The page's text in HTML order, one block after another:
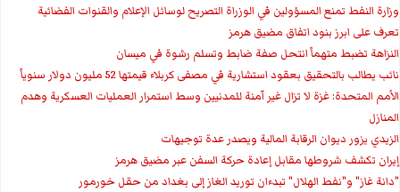
وزارة النفط تمنع المسؤولين في الوزراة التصريح لوسائل الإعلام والقنوات الفضائية
تعرف على ابرز بنود اتفاق مضيق هرمز
النزاهة تضبط متهماً انتحل صفة ضابط وتسلم رشوة في ميسان
نائب يطالب بالتحقيق بعقود استشارية في مصفى كربلاء قيمتها 52 مليون دولار سنوياً
الأمم المتحدة: غزة لا تزال غير آمنة للمدنيين وسط استمرار العمليات العسكرية وهدم
المنازل
الزيدي يزور ديوان الرقابة المالية ويصدر عدة توجيهات
إيران تكشف شروطها مقابل إعادة حركة السفن عبر مضيق هرمز
"دانة غاز" و"نفط الهلال" تبدءان توريد الغاز إلى بغداد من حقل خورمور